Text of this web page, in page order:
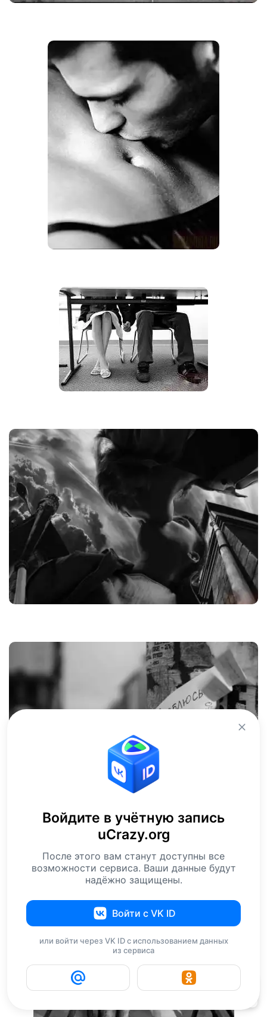
Войдите в учётную запись
uCrazy.org
После этого вам станут доступны все
возможности сервиса. Ваши данные будут
надёжно защищены.
Войти с VK ID
или войти через VK ID с использованием данных
из сервиса